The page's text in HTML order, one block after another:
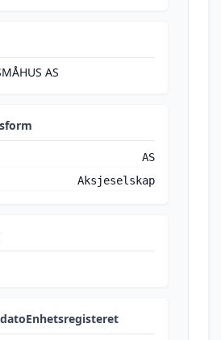
AS
AS
Aksjeselskap